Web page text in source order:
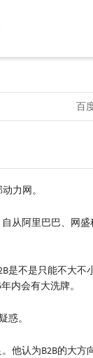
百
力网。
从阿里巴巴、网
是不是只能不大不
内会有大洗牌。
惑。
他认为B2B的大